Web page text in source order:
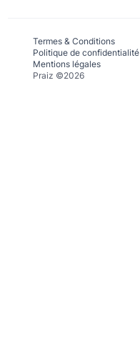
Termes & Conditions
Politique de confidentialité
Mentions légales
Praiz ©2026